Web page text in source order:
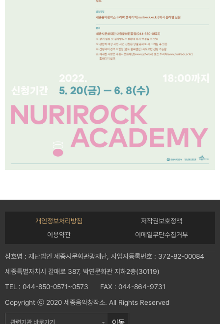
개인정보처리방침
저작권보호정책
이용약관
이메일무단수집거부
상호명 : 재단법인 세종시문화관광재단, 사업자등록번호 : 372-82-00084
세종특별자치시 갈매로 387, 박연문화관 지하2층(30119)
TEL : 044-850-0571~0573 FAX : 044-864-9731
Copyright ⓒ 2020 세종음악창작소. All Rights Reserved